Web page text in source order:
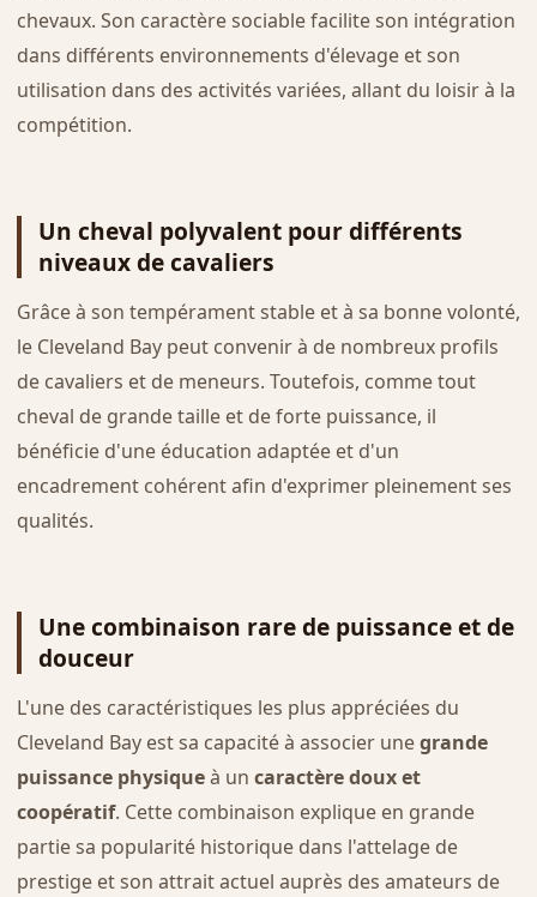
chevaux. Son caractère sociable facilite son intégration
dans différents environnements d'élevage et son
utilisation dans des activités variées, allant du loisir à la
compétition.
Un cheval polyvalent pour différents
niveaux de cavaliers
Grâce à son tempérament stable et à sa bonne volonté,
le Cleveland Bay peut convenir à de nombreux profils
de cavaliers et de meneurs. Toutefois, comme tout
cheval de grande taille et de forte puissance, il
bénéficie d'une éducation adaptée et d'un
encadrement cohérent afin d'exprimer pleinement ses
qualités.
Une combinaison rare de puissance et de
douceur
L'une des caractéristiques les plus appréciées du
Cleveland Bay est sa capacité à associer unegrande
puissance physiqueà un caractère doux et
coopératif. Cette combinaison explique en grande
partie sa popularité historique dans l'attelage de
prestige et son attrait actuel auprès des amateurs de